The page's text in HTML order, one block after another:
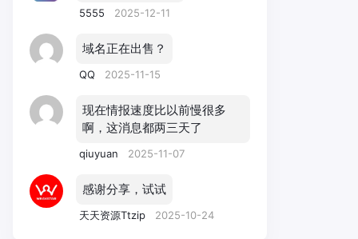
5555 2025-12-11
域名正在出售？
QQ 2025-11-15
现在情报速度比以前慢很多
啊，这消息都两三天了
qiuyuan 2025-11-07
感谢分享，试试
天天资源Ttzip 2025-10-24